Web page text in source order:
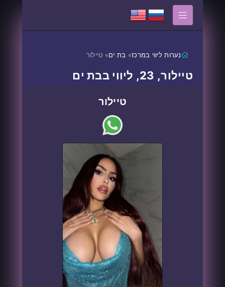
נערות ליווי במרכז» בת ים» טיילור
טיילור, 23, ליווי בבת ים
טיילור